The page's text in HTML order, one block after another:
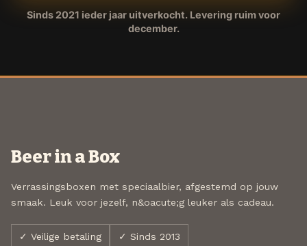
Sinds 2021 ieder jaar uitverkocht. Levering ruim voor
december.
Beer in a Box
Verrassingsboxen met speciaalbier, afgestemd op jouw
smaak. Leuk voor jezelf, n&oacute;g leuker als cadeau.
✓ Veilige betaling ✓ Sinds 2013